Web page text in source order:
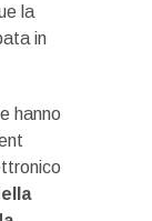
la
in
hanno